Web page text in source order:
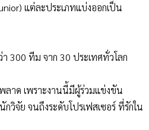
แต่ละประเภทแบ่งออกเป็น
300 ทีม จาก 30 ประเทศทั่วโลก
ลาด เพราะงานนี้มีผู้ร่วมแข่งขัน
วิจัย จนถึงระดับโปรเฟสเซอร์ ที่รักใน